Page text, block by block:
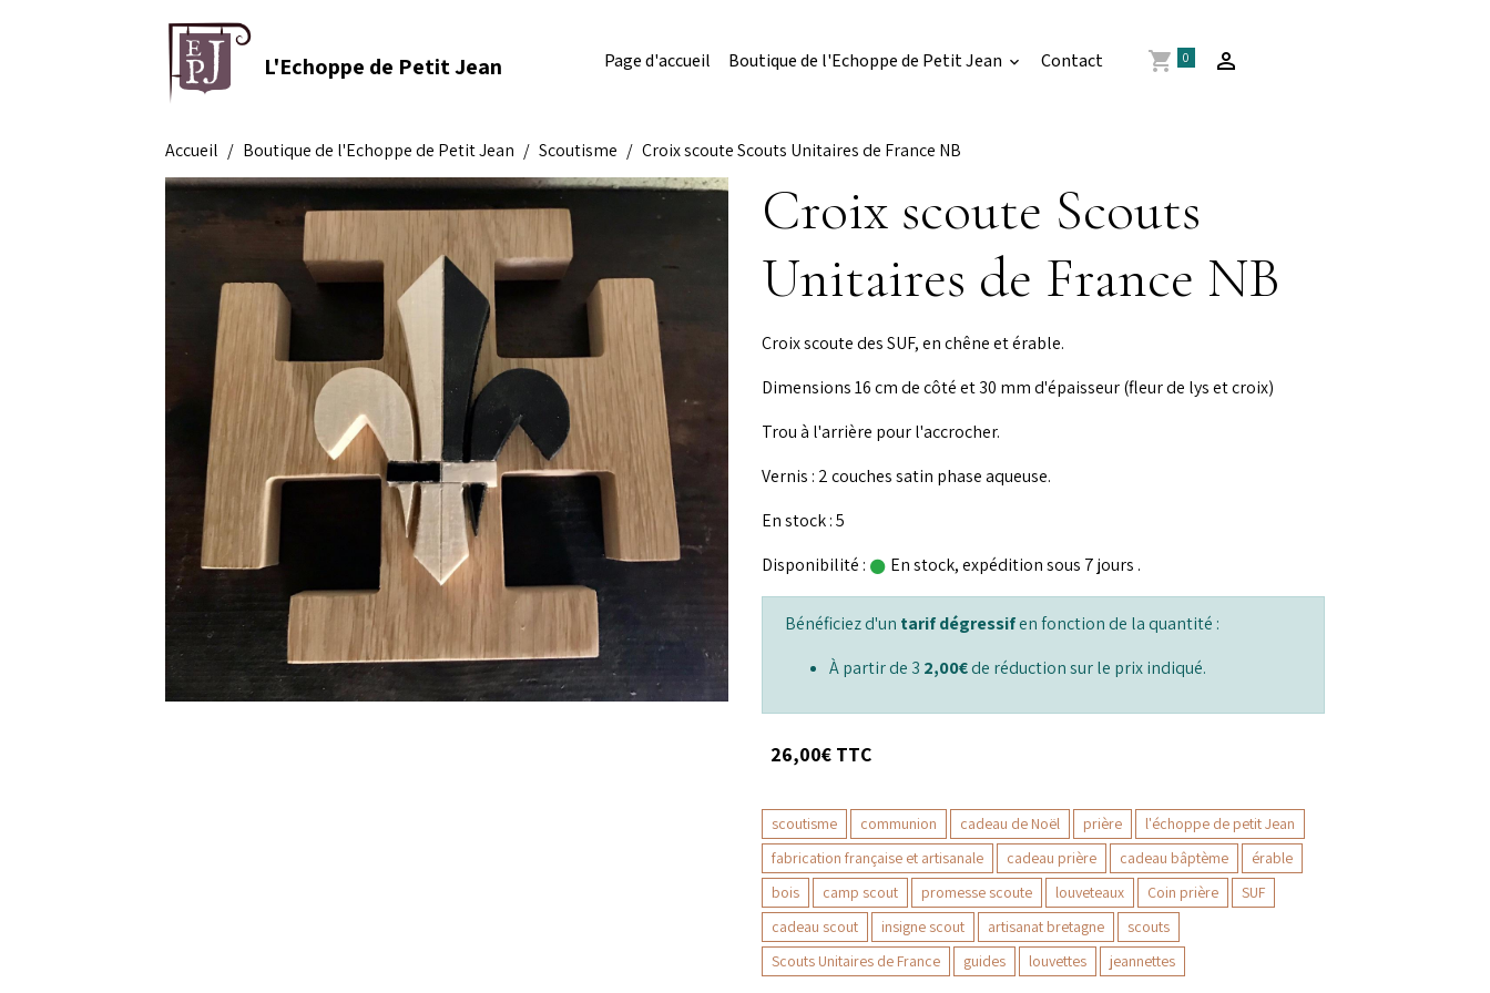
L'Echoppe de Petit Jean Page d'accueil Boutique de l'Echoppe de Petit Jean Contact 0
Accueil Boutique de l'Echoppe de Petit Jean Scoutisme Croix scoute Scouts Unitaires de France NB
Croix scoute Scouts
Unitaires de France NB
Croix scoute des SUF, en chêne et érable.
Dimensions 16 cm de côté et 30 mm d'épaisseur (fleur de lys et croix)
Trou à l'arrière pour l'accrocher.
Vernis : 2 couches satin phase aqueuse.
En stock : 5
Disponibilité :
En stock, expédition sous 7 jours .
Bénéficiez d'un tarif dégressifen fonction de la quantité :
À partir de 3 2,00€de réduction sur le prix indiqué.
26,00€ TTC
scoutisme communion cadeau de Noël prière
l'échoppe de petit Jean
fabrication française et artisanale
cadeau prière cadeau bâptème
érable
bois
camp scout promesse scoute louveteaux Coin prière
SUF
cadeau scout
insigne scout artisanat bretagne
scouts
Scouts Unitaires de France
guides louvettes jeannettes